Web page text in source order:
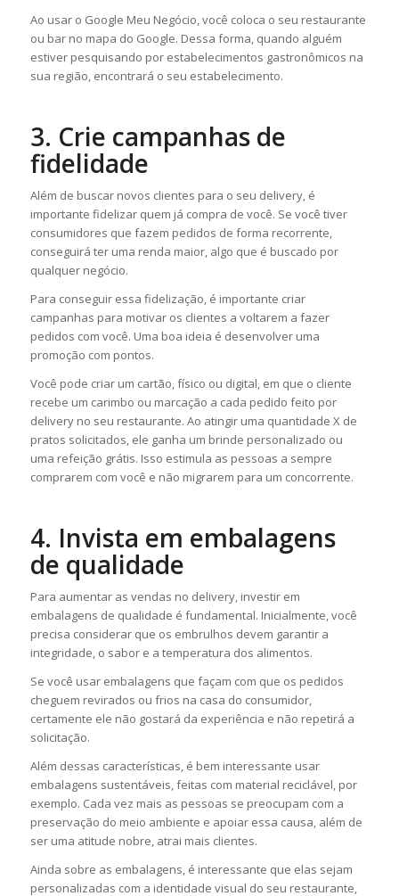
Ao usar o Google Meu Negócio, você coloca o seu restaurante
ou bar no mapa do Google. Dessa forma, quando alguém
estiver pesquisando por estabelecimentos gastronômicos na
sua região, encontrará o seu estabelecimento.
3. Crie campanhas de
fidelidade
Além de buscar novos clientes para o seu delivery, é
importante fidelizar quem já compra de você. Se você tiver
consumidores que fazem pedidos de forma recorrente,
conseguirá ter uma renda maior, algo que é buscado por
qualquer negócio.
Para conseguir essa fidelização, é importante criar
campanhas para motivar os clientes a voltarem a fazer
pedidos com você. Uma boa ideia é desenvolver uma
promoção com pontos.
Você pode criar um cartão, físico ou digital, em que o cliente
recebe um carimbo ou marcação a cada pedido feito por
delivery no seu restaurante. Ao atingir uma quantidade X de
pratos solicitados, ele ganha um brinde personalizado ou
uma refeição grátis. Isso estimula as pessoas a sempre
comprarem com você e não migrarem para um concorrente.
4. Invista em embalagens
de qualidade
Para aumentar as vendas no delivery, investir em
embalagens de qualidade é fundamental. Inicialmente, você
precisa considerar que os embrulhos devem garantir a
integridade, o sabor e a temperatura dos alimentos.
Se você usar embalagens que façam com que os pedidos
cheguem revirados ou frios na casa do consumidor,
certamente ele não gostará da experiência e não repetirá a
solicitação.
Além dessas características, é bem interessante usar
embalagens sustentáveis, feitas com material reciclável, por
exemplo. Cada vez mais as pessoas se preocupam com a
preservação do meio ambiente e apoiar essa causa, além de
ser uma atitude nobre, atrai mais clientes.
Ainda sobre as embalagens, é interessante que elas sejam
personalizadas com a identidade visual do seu restaurante,